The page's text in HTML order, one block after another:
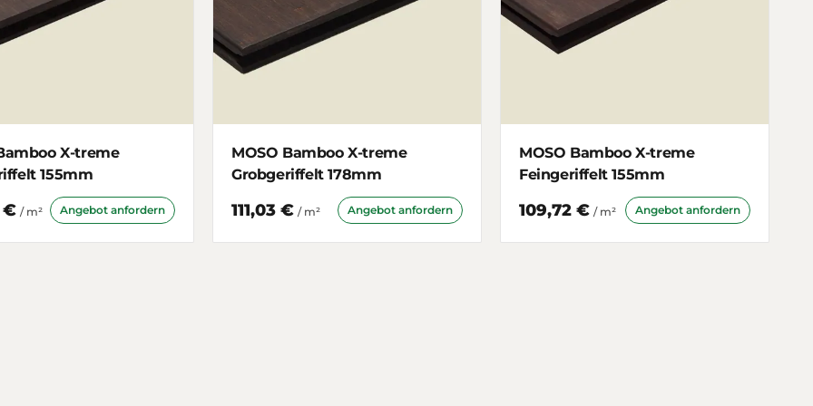
X-treme
155mm
€ / m² Angebot anfordern
MOSO Bamboo X-treme
Grobgeriffelt 178mm
111,03 € / m² Angebot anfordern
MOSO Bamboo X-treme
Feingeriffelt 155mm
109,72 € / m² Angebot anfordern